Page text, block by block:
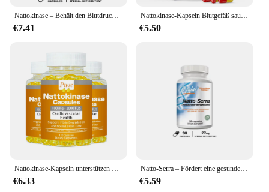
Nattokinase – Behält den Blutdruckabgleich, unterstützt die Herz-Kreislauf-Gesundheit
€7.41
Nattokinase-Kapseln Blutgefäß sauber auflösen Blut gerinnsel senken den Druck verhindern Arter io sklerose verbessern die Gefäß gesundheit
€5.50
Nattokinase-Kapseln unterstützen den Abbau von Fibrin und die Herz gesundheit, den Kreislauf und den normalen Blutfluss
€6.33
Natto-Serra – Fördert eine gesunde Immunreaktion und unterstützt eine gesunde Zirkulation
€5.59